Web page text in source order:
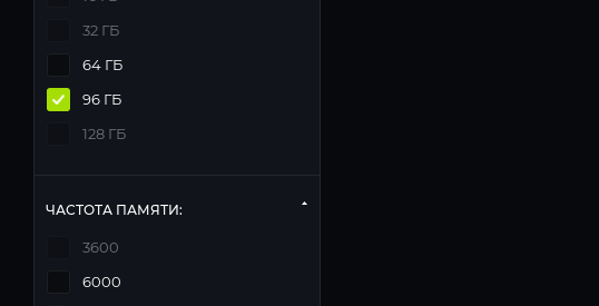
32 ГБ
64 ГБ
96 ГБ
128 ГБ
ЧАСТОТА ПАМЯТИ:
3600
6000